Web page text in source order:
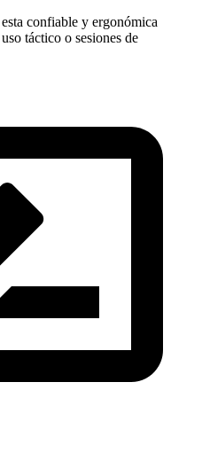
confiable y ergonómica
táctico o sesiones de